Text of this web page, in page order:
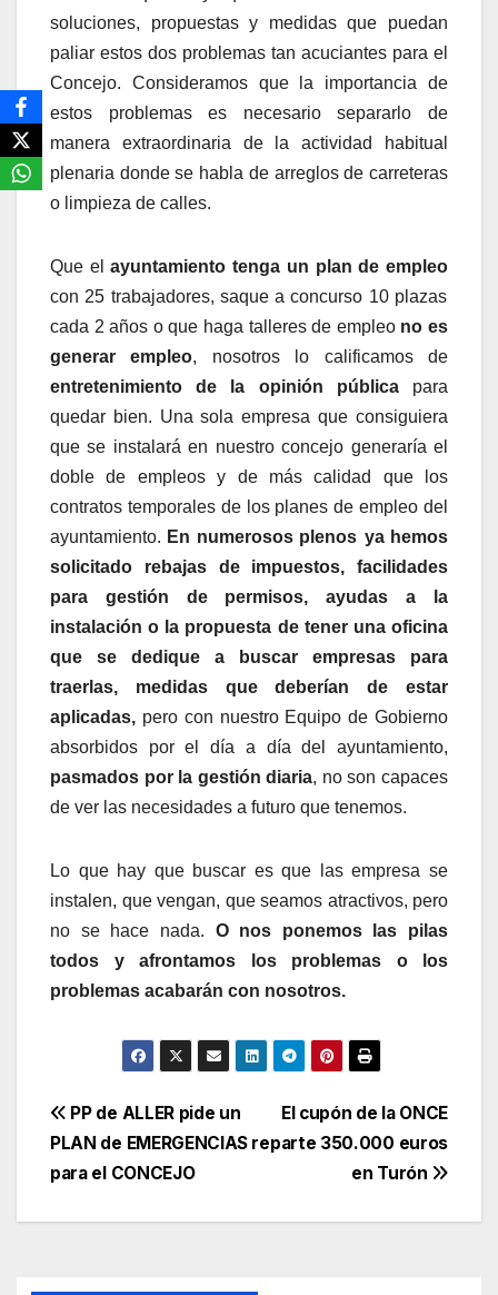
soluciones, propuestas y medidas que puedan
paliar estos dos problemas tan acuciantes para el
Concejo. Consideramos que la importancia de
estos problemas es necesario separarlo de
manera extraordinaria de la actividad habitual
plenaria donde se habla de arreglos de carreteras
o limpieza de calles.
Que elayuntamiento tenga un plan de empleo
con 25 trabajadores, saque a concurso 10 plazas
cada 2 años o que haga talleres de empleo no es
generar empleo, nosotros lo calificamos de
entretenimiento de la opinión pública para
quedar bien. Una sola empresa que consiguiera
que se instalará en nuestro concejo generaría el
doble de empleos y de más calidad que los
contratos temporales de los planes de empleo del
ayuntamiento. En numerosos plenos ya hemos
solicitado rebajas de impuestos, facilidades
para gestión de permisos, ayudas a la
instalación o la propuesta de tener una oficina
que se dedique a buscar empresas para
traerlas, medidas que deberían de estar
aplicadas, pero con nuestro Equipo de Gobierno
absorbidos por el día a día del ayuntamiento,
pasmados por la gestión diaria, no son capaces
de ver las necesidades a futuro que tenemos.
Lo que hay que buscar es que las empresa se
instalen, que vengan, que seamos atractivos, pero
no se hace nada. O nos ponemos las pilas
todos y afrontamos los problemas o los
problemas acabarán con nosotros.
Navegación
de
entradas
El cupón de la ONCE
reparte 350.000 euros
en Turón
PP de ALLER pide un
PLAN de EMERGENCIAS
para el CONCEJO